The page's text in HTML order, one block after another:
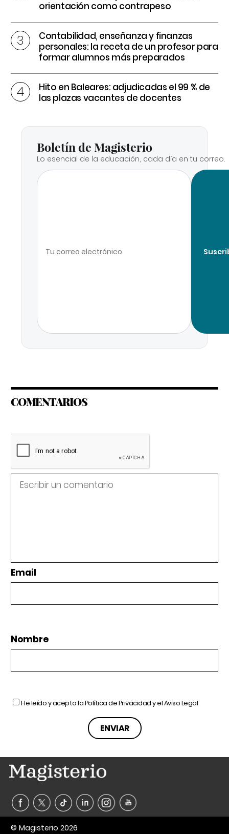
orientación como contrapeso
Contabilidad, enseñanza y finanzas
personales: la receta de un profesor para
formar alumnos más preparados
Hito en Baleares: adjudicadas el 99 % de
las plazas vacantes de docentes
Boletín de Magisterio
Lo esencial de la educación, cada día en tu correo.
COMENTARIOS
Email
Nombre
He leído y acepto laPolítica de Privacidady elAviso Legal
© Magisterio 2026